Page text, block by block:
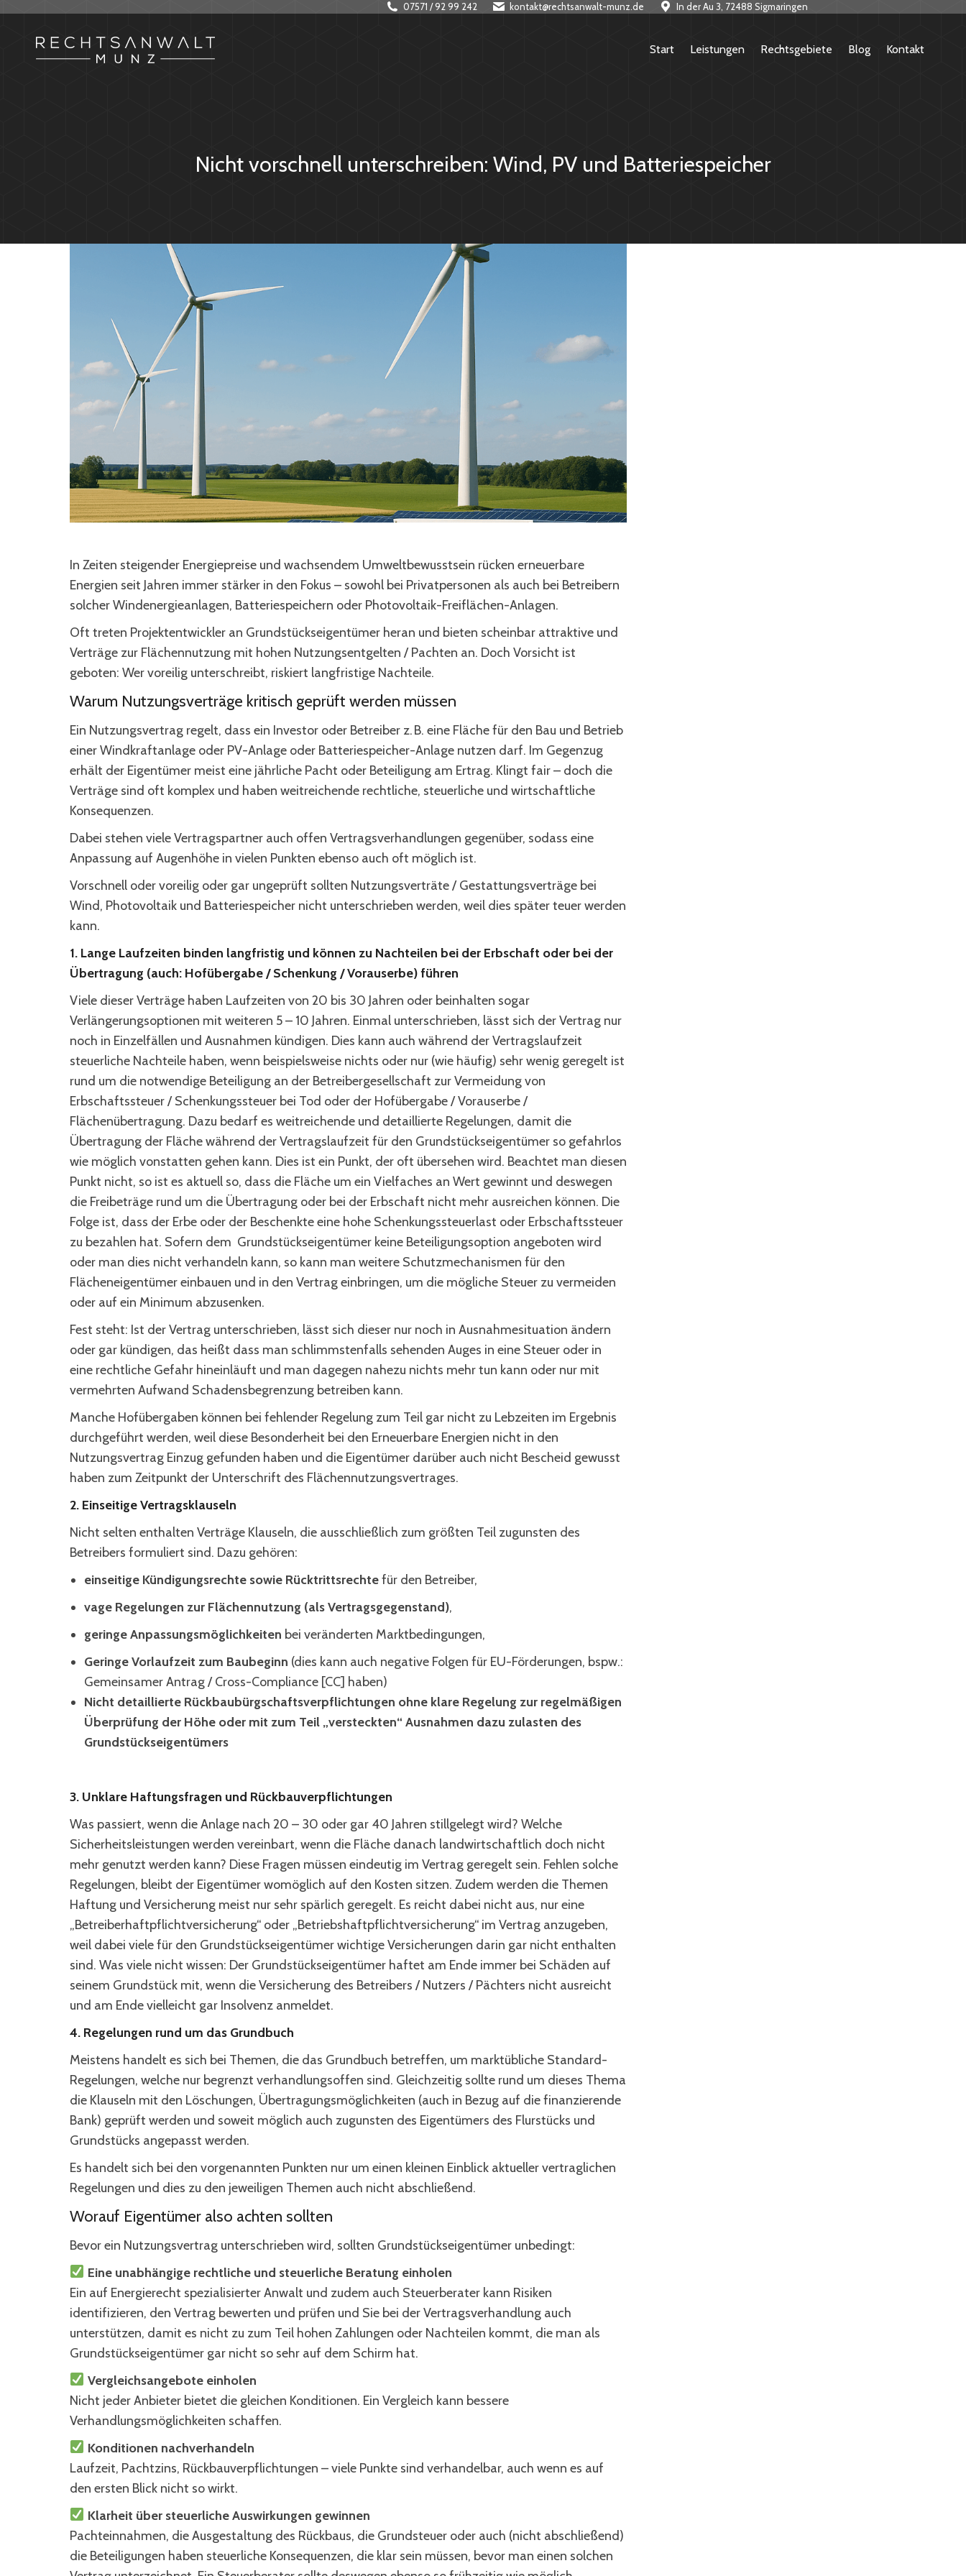
07571 / 92 99 242 kontakt@rechtsanwalt-munz.de In der Au 3, 72488 Sigmaringen
Start Leistungen Rechtsgebiete Blog Kontakt
Nicht vorschnell unterschreiben: Wind, PV und Batteriespeicher
In Zeiten steigender Energiepreise und wachsendem Umweltbewusstsein rücken erneuerbare
Energien seit Jahren immer stärker in den Fokus – sowohl bei Privatpersonen als auch bei Betreibern
solcher Windenergieanlagen, Batteriespeichern oder Photovoltaik-Freiflächen-Anlagen.
Oft treten Projektentwickler an Grundstückseigentümer heran und bieten scheinbar attraktive und
Verträge zur Flächennutzung mit hohen Nutzungsentgelten / Pachten an. Doch Vorsicht ist
geboten: Wer voreilig unterschreibt, riskiert langfristige Nachteile.
Warum Nutzungsverträge kritisch geprüft werden müssen
Ein Nutzungsvertrag regelt, dass ein Investor oder Betreiber z. B. eine Fläche für den Bau und Betrieb
einer Windkraftanlage oder PV-Anlage oder Batteriespeicher-Anlage nutzen darf. Im Gegenzug
erhält der Eigentümer meist eine jährliche Pacht oder Beteiligung am Ertrag. Klingt fair – doch die
Verträge sind oft komplex und haben weitreichende rechtliche, steuerliche und wirtschaftliche
Konsequenzen.
Dabei stehen viele Vertragspartner auch offen Vertragsverhandlungen gegenüber, sodass eine
Anpassung auf Augenhöhe in vielen Punkten ebenso auch oft möglich ist.
Vorschnell oder voreilig oder gar ungeprüft sollten Nutzungsverträte / Gestattungsverträge bei
Wind, Photovoltaik und Batteriespeicher nicht unterschrieben werden, weil dies später teuer werden
kann.
1. Lange Laufzeiten binden langfristig und können zu Nachteilen bei der Erbschaft oder bei der
Übertragung (auch: Hofübergabe / Schenkung / Vorauserbe) führen
Viele dieser Verträge haben Laufzeiten von 20 bis 30 Jahren oder beinhalten sogar
Verlängerungsoptionen mit weiteren 5 – 10 Jahren. Einmal unterschrieben, lässt sich der Vertrag nur
noch in Einzelfällen und Ausnahmen kündigen. Dies kann auch während der Vertragslaufzeit
steuerliche Nachteile haben, wenn beispielsweise nichts oder nur (wie häufig) sehr wenig geregelt ist
rund um die notwendige Beteiligung an der Betreibergesellschaft zur Vermeidung von
Erbschaftssteuer / Schenkungssteuer bei Tod oder der Hofübergabe / Vorauserbe /
Flächenübertragung. Dazu bedarf es weitreichende und detaillierte Regelungen, damit die
Übertragung der Fläche während der Vertragslaufzeit für den Grundstückseigentümer so gefahrlos
wie möglich vonstatten gehen kann. Dies ist ein Punkt, der oft übersehen wird. Beachtet man diesen
Punkt nicht, so ist es aktuell so, dass die Fläche um ein Vielfaches an Wert gewinnt und deswegen
die Freibeträge rund um die Übertragung oder bei der Erbschaft nicht mehr ausreichen können. Die
Folge ist, dass der Erbe oder der Beschenkte eine hohe Schenkungssteuerlast oder Erbschaftssteuer
zu bezahlen hat. Sofern dem Grundstückseigentümer keine Beteiligungsoption angeboten wird
oder man dies nicht verhandeln kann, so kann man weitere Schutzmechanismen für den
Flächeneigentümer einbauen und in den Vertrag einbringen, um die mögliche Steuer zu vermeiden
oder auf ein Minimum abzusenken.
Fest steht: Ist der Vertrag unterschrieben, lässt sich dieser nur noch in Ausnahmesituation ändern
oder gar kündigen, das heißt dass man schlimmstenfalls sehenden Auges in eine Steuer oder in
eine rechtliche Gefahr hineinläuft und man dagegen nahezu nichts mehr tun kann oder nur mit
vermehrten Aufwand Schadensbegrenzung betreiben kann.
Manche Hofübergaben können bei fehlender Regelung zum Teil gar nicht zu Lebzeiten im Ergebnis
durchgeführt werden, weil diese Besonderheit bei den Erneuerbare Energien nicht in den
Nutzungsvertrag Einzug gefunden haben und die Eigentümer darüber auch nicht Bescheid gewusst
haben zum Zeitpunkt der Unterschrift des Flächennutzungsvertrages.
2. Einseitige Vertragsklauseln
Nicht selten enthalten Verträge Klauseln, die ausschließlich zum größten Teil zugunsten des
Betreibers formuliert sind. Dazu gehören:
einseitige Kündigungsrechte sowie Rücktrittsrechtefür den Betreiber,
vage Regelungen zur Flächennutzung (als Vertragsgegenstand),
geringe Anpassungsmöglichkeiten bei veränderten Marktbedingungen,
Geringe Vorlaufzeit zum Baubeginn (dies kann auch negative Folgen für EU-Förderungen, bspw.:
Gemeinsamer Antrag / Cross-Compliance [CC] haben)
Nicht detaillierte Rückbaubürgschaftsverpflichtungen ohne klare Regelung zur regelmäßigen
Überprüfung der Höhe oder mit zum Teil „versteckten“ Ausnahmen dazu zulasten des
Grundstückseigentümers
3. Unklare Haftungsfragen und Rückbauverpflichtungen
Was passiert, wenn die Anlage nach 20 – 30 oder gar 40 Jahren stillgelegt wird? Welche
Sicherheitsleistungen werden vereinbart, wenn die Fläche danach landwirtschaftlich doch nicht
mehr genutzt werden kann? Diese Fragen müssen eindeutig im Vertrag geregelt sein. Fehlen solche
Regelungen, bleibt der Eigentümer womöglich auf den Kosten sitzen. Zudem werden die Themen
Haftung und Versicherung meist nur sehr spärlich geregelt. Es reicht dabei nicht aus, nur eine
„Betreiberhaftpflichtversicherung“ oder „Betriebshaftpflichtversicherung“ im Vertrag anzugeben,
weil dabei viele für den Grundstückseigentümer wichtige Versicherungen darin gar nicht enthalten
sind. Was viele nicht wissen: Der Grundstückseigentümer haftet am Ende immer bei Schäden auf
seinem Grundstück mit, wenn die Versicherung des Betreibers / Nutzers / Pächters nicht ausreicht
und am Ende vielleicht gar Insolvenz anmeldet.
4. Regelungen rund um das Grundbuch
Meistens handelt es sich bei Themen, die das Grundbuch betreffen, um marktübliche Standard-
Regelungen, welche nur begrenzt verhandlungsoffen sind. Gleichzeitig sollte rund um dieses Thema
die Klauseln mit den Löschungen, Übertragungsmöglichkeiten (auch in Bezug auf die finanzierende
Bank) geprüft werden und soweit möglich auch zugunsten des Eigentümers des Flurstücks und
Grundstücks angepasst werden.
Es handelt sich bei den vorgenannten Punkten nur um einen kleinen Einblick aktueller vertraglichen
Regelungen und dies zu den jeweiligen Themen auch nicht abschließend.
Worauf Eigentümer also achten sollten
Bevor ein Nutzungsvertrag unterschrieben wird, sollten Grundstückseigentümer unbedingt:
Eine unabhängige rechtliche und steuerliche Beratung einholen
Ein auf Energierecht spezialisierter Anwalt und zudem auch Steuerberater kann Risiken
identifizieren, den Vertrag bewerten und prüfen und Sie bei der Vertragsverhandlung auch
unterstützen, damit es nicht zu zum Teil hohen Zahlungen oder Nachteilen kommt, die man als
Grundstückseigentümer gar nicht so sehr auf dem Schirm hat.
Vergleichsangebote einholen
Nicht jeder Anbieter bietet die gleichen Konditionen. Ein Vergleich kann bessere
Verhandlungsmöglichkeiten schaffen.
Konditionen nachverhandeln
Laufzeit, Pachtzins, Rückbauverpflichtungen – viele Punkte sind verhandelbar, auch wenn es auf
den ersten Blick nicht so wirkt.
Klarheit über steuerliche Auswirkungen gewinnen
Pachteinnahmen, die Ausgestaltung des Rückbaus, die Grundsteuer oder auch (nicht abschließend)
die Beteiligungen haben steuerliche Konsequenzen, die klar sein müssen, bevor man einen solchen